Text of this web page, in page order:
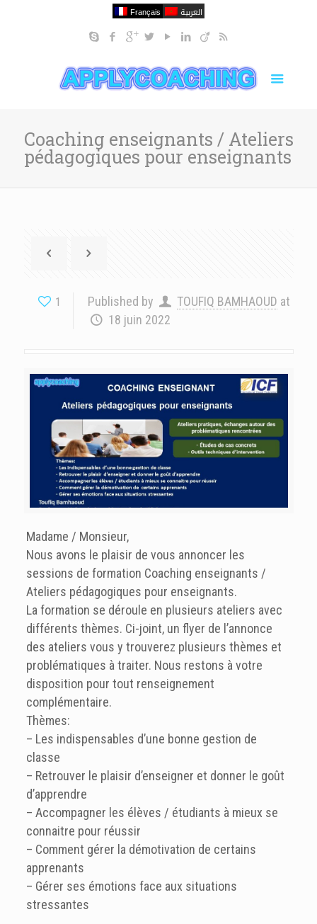
Français العربية
Coaching enseignants / Ateliers
pédagogiques pour enseignants
1 Published by TOUFIQ BAMHAOUD at
18 juin 2022
Madame / Monsieur,
Nous avons le plaisir de vous annoncer les
sessions de formation Coaching enseignants /
Ateliers pédagogiques pour enseignants.
La formation se déroule en plusieurs ateliers avec
différents thèmes. Ci-joint, un flyer de l’annonce
des ateliers vous y trouverez plusieurs thèmes et
problématiques à traiter. Nous restons à votre
disposition pour tout renseignement
complémentaire.
Thèmes:
– Les indispensables d’une bonne gestion de
classe
– Retrouver le plaisir d’enseigner et donner le goût
d’apprendre
– Accompagner les élèves / étudiants à mieux se
connaitre pour réussir
– Comment gérer la démotivation de certains
apprenants
– Gérer ses émotions face aux situations
stressantes